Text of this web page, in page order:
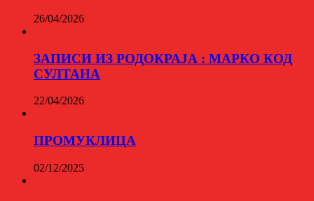
26/04/2026
ЗАПИСИ ИЗ РОДОКРАЈА : МАРКО КОД
СУЛТАНА
22/04/2026
ПРОМУКЛИЦА
02/12/2025